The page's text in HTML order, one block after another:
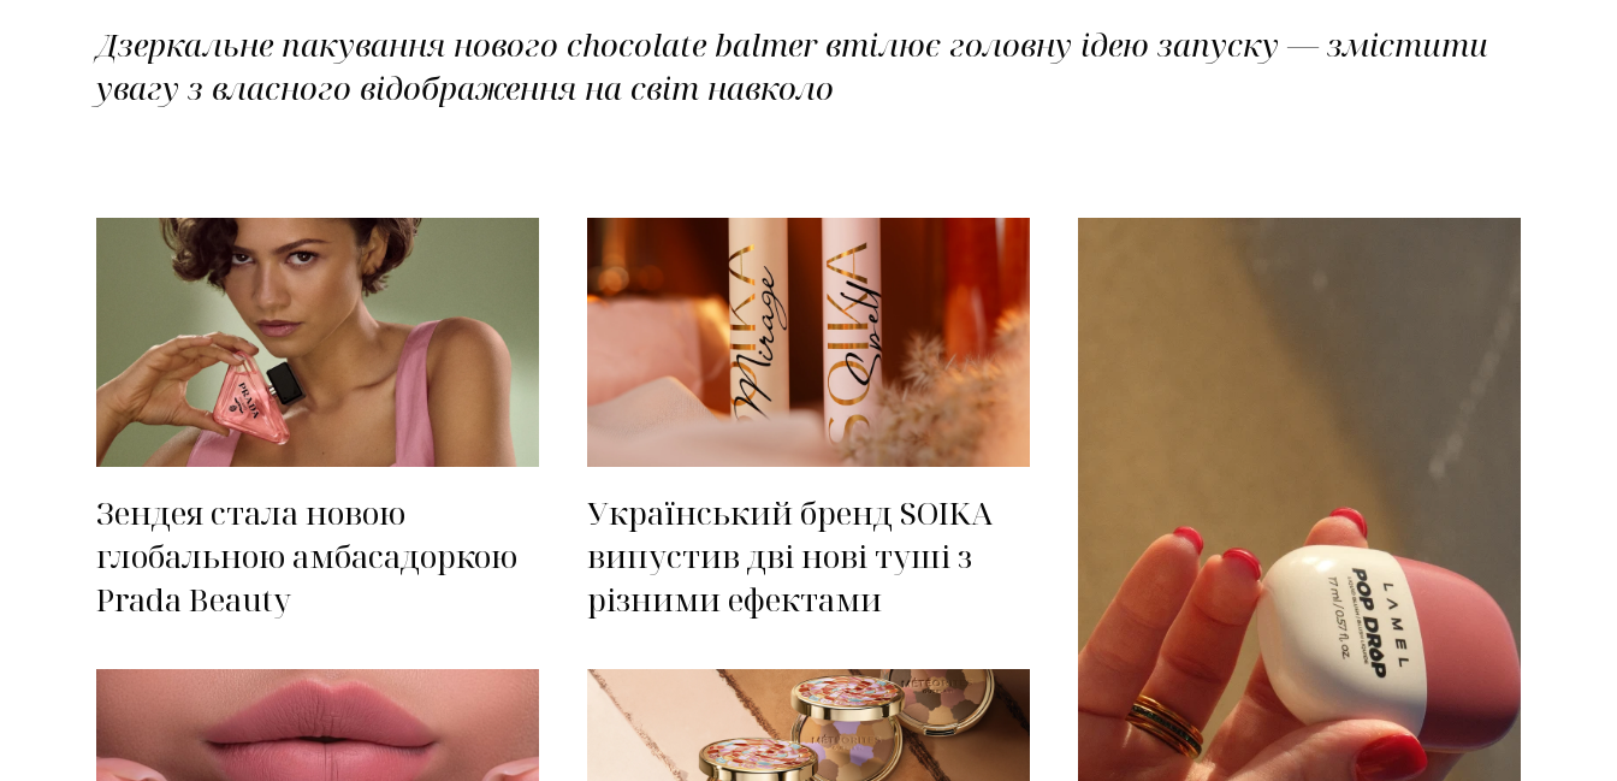
Дзеркальне пакування нового chocolate balmer втілює головну ідею запуску — змістити
увагу з власного відображення на світ навколо
Зендея стала новою
глобальною амбасадоркою
Prada Beauty
Український бренд SOIKA
випустив дві нові туші з
різними ефектами